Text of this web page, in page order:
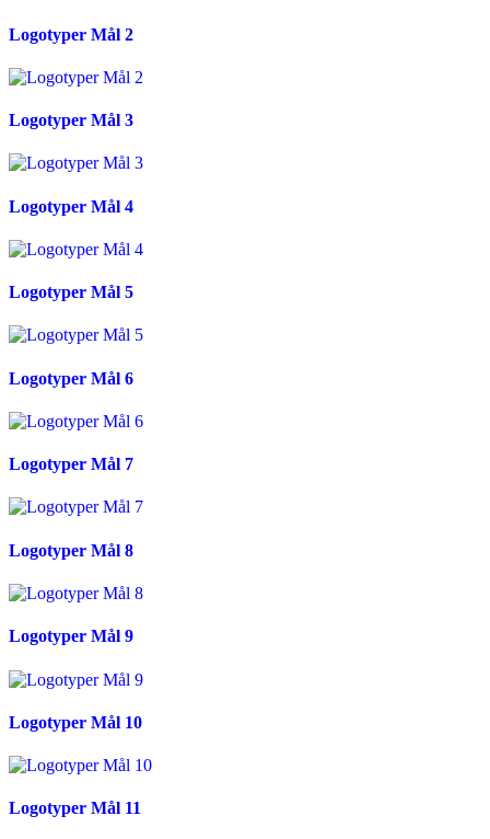
Logotyper Mål 2
Logotyper Mål 3
Logotyper Mål 4
Logotyper Mål 5
Logotyper Mål 6
Logotyper Mål 7
Logotyper Mål 8
Logotyper Mål 9
Logotyper Mål 10
Logotyper Mål 11